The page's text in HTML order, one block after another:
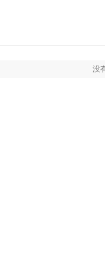
没